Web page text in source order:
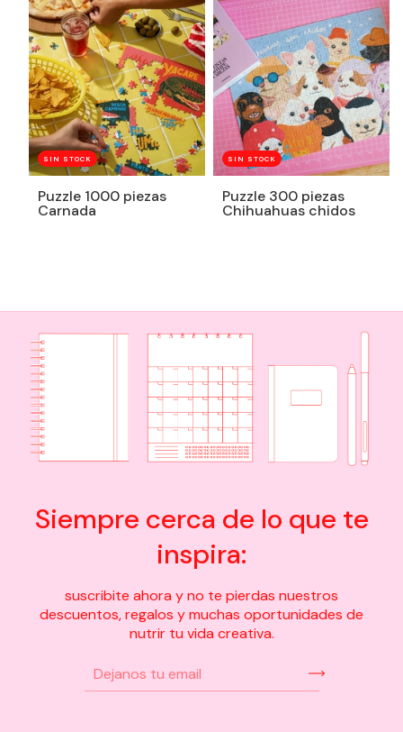
SIN STOCK
Puzzle 1000 piezas
Carnada
SIN STOCK
Puzzle 300 piezas
Chihuahuas chidos
Siempre cerca de lo que te
inspira:
suscribite ahora y no te pierdas nuestros
descuentos, regalos y muchas oportunidades de
nutrir tu vida creativa.